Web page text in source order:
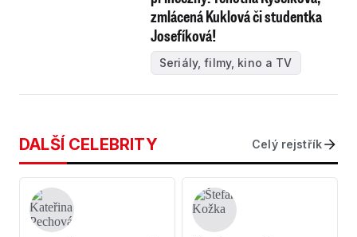
zmlácená Kuklová či studentka
Josefíková!
Seriály, filmy, kino a TV
DALŠÍ CELEBRITY Celý rejstřík